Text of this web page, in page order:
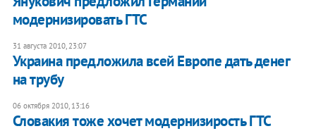
модернизировать ГТС
31 августа 2010, 23:07
Украина предложила всей Европе дать денег
на трубу
06 октября 2010, 13:16
Словакия тоже хочет модернизирость ГТС